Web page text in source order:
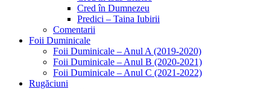
Cred în Dumnezeu
Predici – Taina Iubirii
Comentarii
Foii Duminicale
Foii Duminicale – Anul A (2019-2020)
Foii Duminicale – Anul B (2020-2021)
Foii Duminicale – Anul C (2021-2022)
Rugăciuni